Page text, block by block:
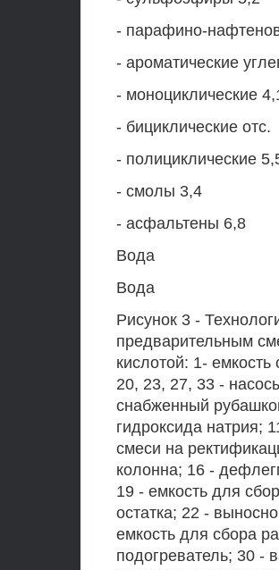
- парафино-
- ароматические
- моноциклические
- бициклические отс.
- полициклические
- смолы 3,4
- асфальтены 6,8
Вода
Вода
Рисунок 3 -
предварительным
кислотой: 1-
20, 23, 27, 33 -
снабженный
гидроксида натрия;
смеси на
колонна; 16 -
19 - емкость для
остатка; 22 -
емкость для сбора
подогреватель; 30 -